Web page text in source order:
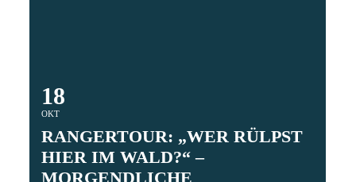
18
OKT
RANGERTOUR: „WER RÜLPST
HIER IM WALD?“ –
MORGENDLICHE WANDERUNG